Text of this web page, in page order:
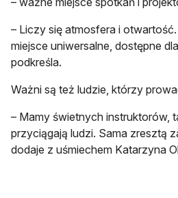
– Liczy się atmosfera i
miejsce uniwersalne, dostępne
podkreśla.
Ważni są też ludzie, którzy
– Mamy świetnych instruktorów,
przyciągają ludzi. Sama zresztą
dodaje z uśmiechem Katarzyna